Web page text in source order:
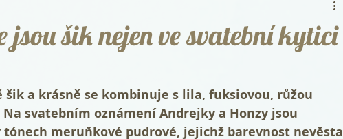
a doplňky
jsou šik nejen ve svatební kytici
šik a krásně se kombinuje s lila, fuksiovou, růžou
svatebním oznámení Andrejky a Honzy jsou
meruňkové pudrové, jejichž barevnost nevěsta